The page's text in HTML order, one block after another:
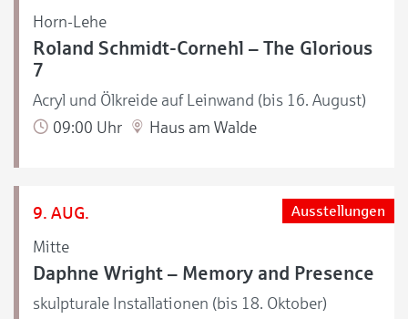
Horn-Lehe
Roland Schmidt-Cornehl – The Glorious
7
Acryl und Ölkreide auf Leinwand (bis 16. August)
09:00 Uhr
Haus am Walde
9. AUG.
Mitte
Ausstellungen
Daphne Wright – Memory and Presence
skulpturale Installationen (bis 18. Oktober)